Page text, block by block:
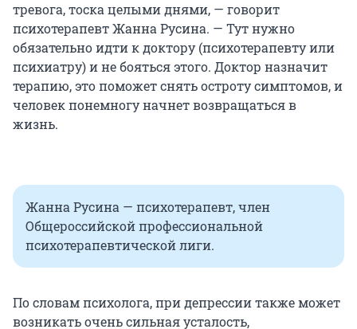
тревога, тоска целыми днями, — говорит
психотерапевт Жанна Русина. — Тут нужно
обязательно идти к доктору (психотерапевту или
психиатру) и не бояться этого. Доктор назначит
терапию, это поможет снять остроту симптомов, и
человек понемногу начнет возвращаться в
жизнь.
Жанна Русина — психотерапевт, член
Общероссийской профессиональной
психотерапевтической лиги.
По словам психолога, при депрессии также может
возникать очень сильная усталость,